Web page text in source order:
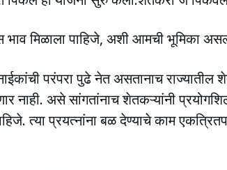
भाव मिळाला पाहिजे, अशी आमची भूमिका
परंपरा पुढे नेत असतानाच राज्यातील
नाही. असे सांगतांनाच शेतकऱ्यांनी
त्या प्रयत्नांना बळ देण्याचे काम